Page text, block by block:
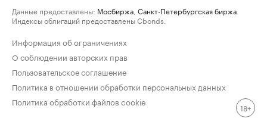
Данные предоставлены: Мосбиржа Санкт-Петербургская биржа
Индексы облигаций предоставлены Cbonds.
Информация об ограничениях
О соблюдении авторских прав
Пользовательское соглашение
Политика в отношении обработки персональных данных
Политика обработки файлов cookie
18+